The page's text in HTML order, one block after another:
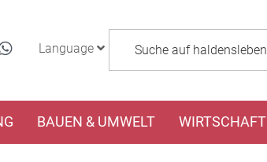
Language
BAUEN & UMWELT WIRTSCHAFT